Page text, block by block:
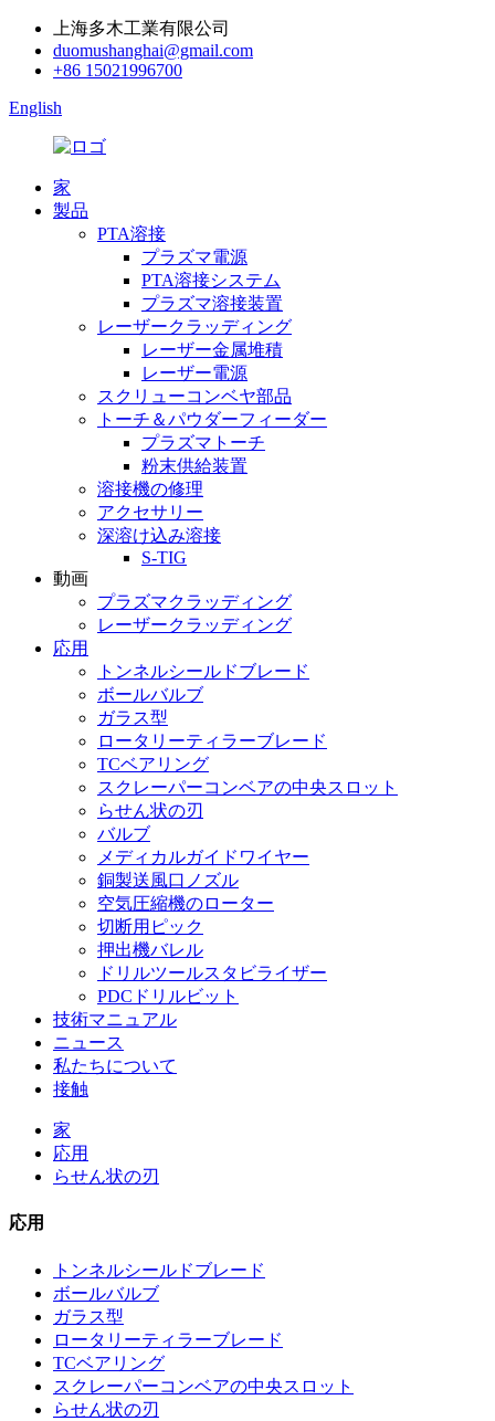
上海多木工業有限公司
duomushanghai@gmail.com
+86 15021996700
English
家
製品
PTA溶接
プラズマ電源
PTA溶接システム
プラズマ溶接装置
レーザークラッディング
レーザー金属堆積
レーザー電源
スクリューコンベヤ部品
トーチ＆パウダーフィーダー
プラズマトーチ
粉末供給装置
溶接機の修理
アクセサリー
深溶け込み溶接
S-TIG
動画
プラズマクラッディング
レーザークラッディング
応用
トンネルシールドブレード
ボールバルブ
ガラス型
ロータリーティラーブレード
TCベアリング
スクレーパーコンベアの中央スロット
らせん状の刃
バルブ
メディカルガイドワイヤー
銅製送風口ノズル
空気圧縮機のローター
切断用ピック
押出機バレル
ドリルツールスタビライザー
PDCドリルビット
技術マニュアル
ニュース
私たちについて
接触
家
応用
らせん状の刃
応用
トンネルシールドブレード
ボールバルブ
ガラス型
ロータリーティラーブレード
TCベアリング
スクレーパーコンベアの中央スロット
らせん状の刃